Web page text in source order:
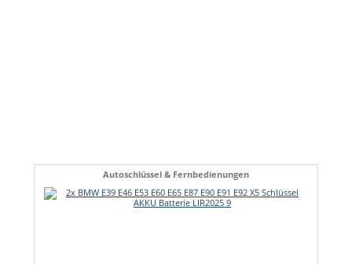
Autoschlüssel & Fernbedienungen